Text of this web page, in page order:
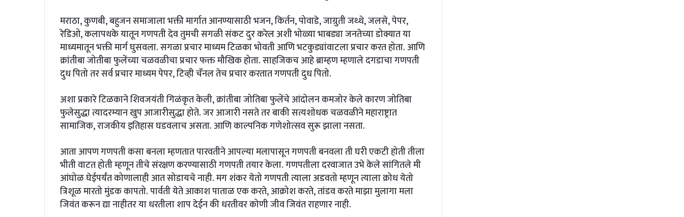
मराठा, कुणबी, बहुजन समाजाला भक्ती मार्गात आनण्यासाठी भजन, किर्तन, पोवाडे, जाग्रुती जथ्थे, जलसे, पेपर,
रेडिओ, कलापथके यातून गणपती देव तुमची सगळी संकट दुर करेल अशी भोळ्या भाबड्या जनतेच्या डोक्यात या
माध्यमातून भक्ती मार्ग घुसवला. सगळा प्रचार माध्यम टिळका भोवती आणि भटकुड्यांवाटला प्रचार करत होता. आणि
क्रांतीबा जोतीबा फुलेंच्या चळवळीचा प्रचार फक्त मौखिक होता. साहजिकच आहे ब्राम्हण म्हणाले दगडाचा गणपती
दुध पितो तर सर्व प्रचार माध्यम पेपर, टिव्ही चँनल तेच प्रचार करतात गणपती दुध पितो.
अशा प्रकारे टिळकाने शिवजयंती गिळंकृत केली, क्रांतीबा जोतिबा फुलेंचे आंदोलन कमजोर केले कारण जोतिबा
फुलेसुद्धा त्यादरम्यान खुप आजारीसुद्धा होते. जर आजारी नसते तर बाकी सत्यशोधक चळवळीने महाराष्ट्रात
सामाजिक, राजकीय इतिहास घडवलाच असता. आणि काल्पनिक गणेशोत्सव सुरू झाला नसता.
आता आपण गणपती कसा बनला म्हणतात पारवतीने आपल्या मलापासून गणपती बनवला ती घरी एकटी होती तीला
भीती वाटत होती म्हणून तीचे संरक्षण करण्यासाठी गणपती तयार केला. गणपतीला दरवाजात उभे केले सांगितले मी
आंघोळ घेईपर्यंत कोणालाही आत सोडायचे नाही. मग शंकर येतो गणपती त्याला अडवतो म्हणून त्याला क्रोध येतो
त्रिशूळ मारतो मुंडक कापतो. पार्वती येते आकाश पाताळ एक करते, आक्रोश करते, तांडव करते माझा मुलागा मला
जिवंत करून द्या नाहीतर या धरतीला शाप देईन की धरतीवर कोणी जीव जिवंत राहणार नाही.